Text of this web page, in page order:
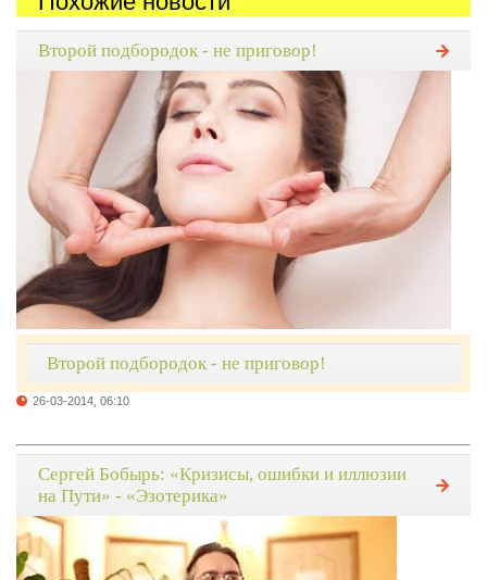
Второй подбородок - не приговор!
Второй подбородок - не приговор!
26-03-2014, 06:10
Сергей Бобырь: «Кризисы, ошибки и иллюзии
на Пути» - «Эзотерика»